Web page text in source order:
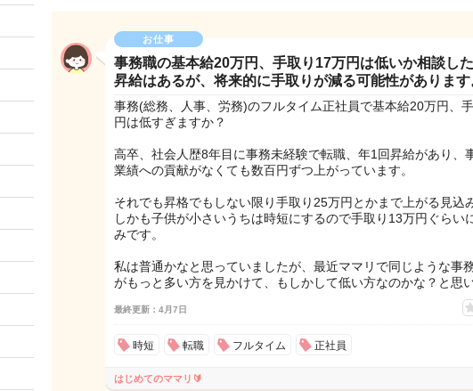
お仕事
事務職の基本給20万円、手取り17万円は低いか相談した
昇給はあるが、将来的に手取りが減る可能性があります
事務(総務、人事、労務)のフルタイム正社員で基本給20万円、
円は低すぎますか？
高卒、社会人歴8年目に事務未経験で転職、年1回昇給があり、
業績への貢献がなくても数百円ずつ上がっています。
それでも昇格でもしない限り手取り25万円とかまで上がる見込
しかも子供が小さいうちは時短にするので手取り13万円ぐらい
みです。
私は普通かなと思っていましたが、最近ママリで同じような事
がもっと多い方を見かけて、もしかして低い方なのかな？と思い
最終更新：4月7日
時短 転職 フルタイム 正社員
はじめてのママリ🔰